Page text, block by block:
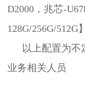
D2000，兆芯-
128G/256G/512G】
以上配置为不
业务相关人员